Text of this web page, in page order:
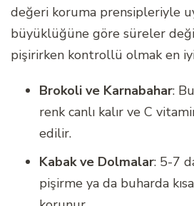
değeri koruma prensipleriyle
büyüklüğüne göre süreler
pişirirken kontrollü olmak en
Brokoli ve Karnabahar:
renk canlı kalır ve C
edilir.
Kabak ve Dolmalar: 5-7
pişirme ya da buharda